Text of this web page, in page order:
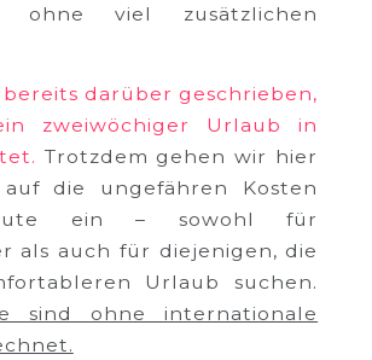
ohne viel zusätzlichen
darüber geschrieben,
zweiwöchiger Urlaub in
Trotzdem gehen wir hier
die ungefähren Kosten
ein – sowohl für
als auch für diejenigen, die
Urlaub suchen.
sind ohne internationale